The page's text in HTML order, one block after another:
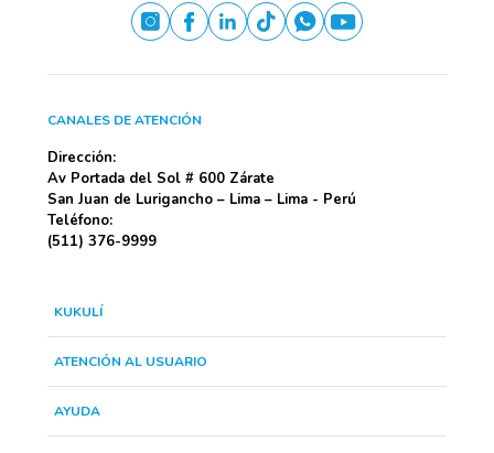
CANALES DE ATENCIÓN
Dirección:
Av Portada del Sol # 600 Zárate
San Juan de Lurigancho – Lima – Lima - Perú
Teléfono:
(511) 376-9999
KUKULÍ
ATENCIÓN AL USUARIO
AYUDA